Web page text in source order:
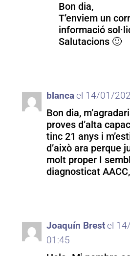
Bon dia,
T’enviem un
informació
Salutacions 🙂
blancael 14/01/
Bon dia,
proves d’alta
tinc 21 anys i
d’això ara perque
molt proper I
diagnosticat
Joaquín Brestel
01:45